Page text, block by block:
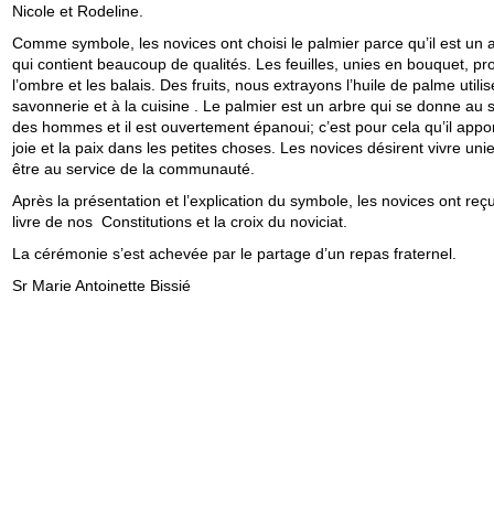
Nicole et Rodeline.
Comme symbole, les novices ont choisi le palmier parce qu’il est un
qui contient beaucoup de qualités. Les feuilles, unies en bouquet,
l’ombre et les balais. Des fruits, nous extrayons l’huile de palme
savonnerie et à la cuisine . Le palmier est un arbre qui se donne au
des hommes et il est ouvertement épanoui; c’est pour cela qu’il
joie et la paix dans les petites choses. Les novices désirent vivre
être au service de la communauté.
Après la présentation et l’explication du symbole, les novices ont
livre de nos Constitutions et la croix du noviciat.
La cérémonie s’est achevée par le partage d’un repas fraternel.
Sr Marie Antoinette Bissié